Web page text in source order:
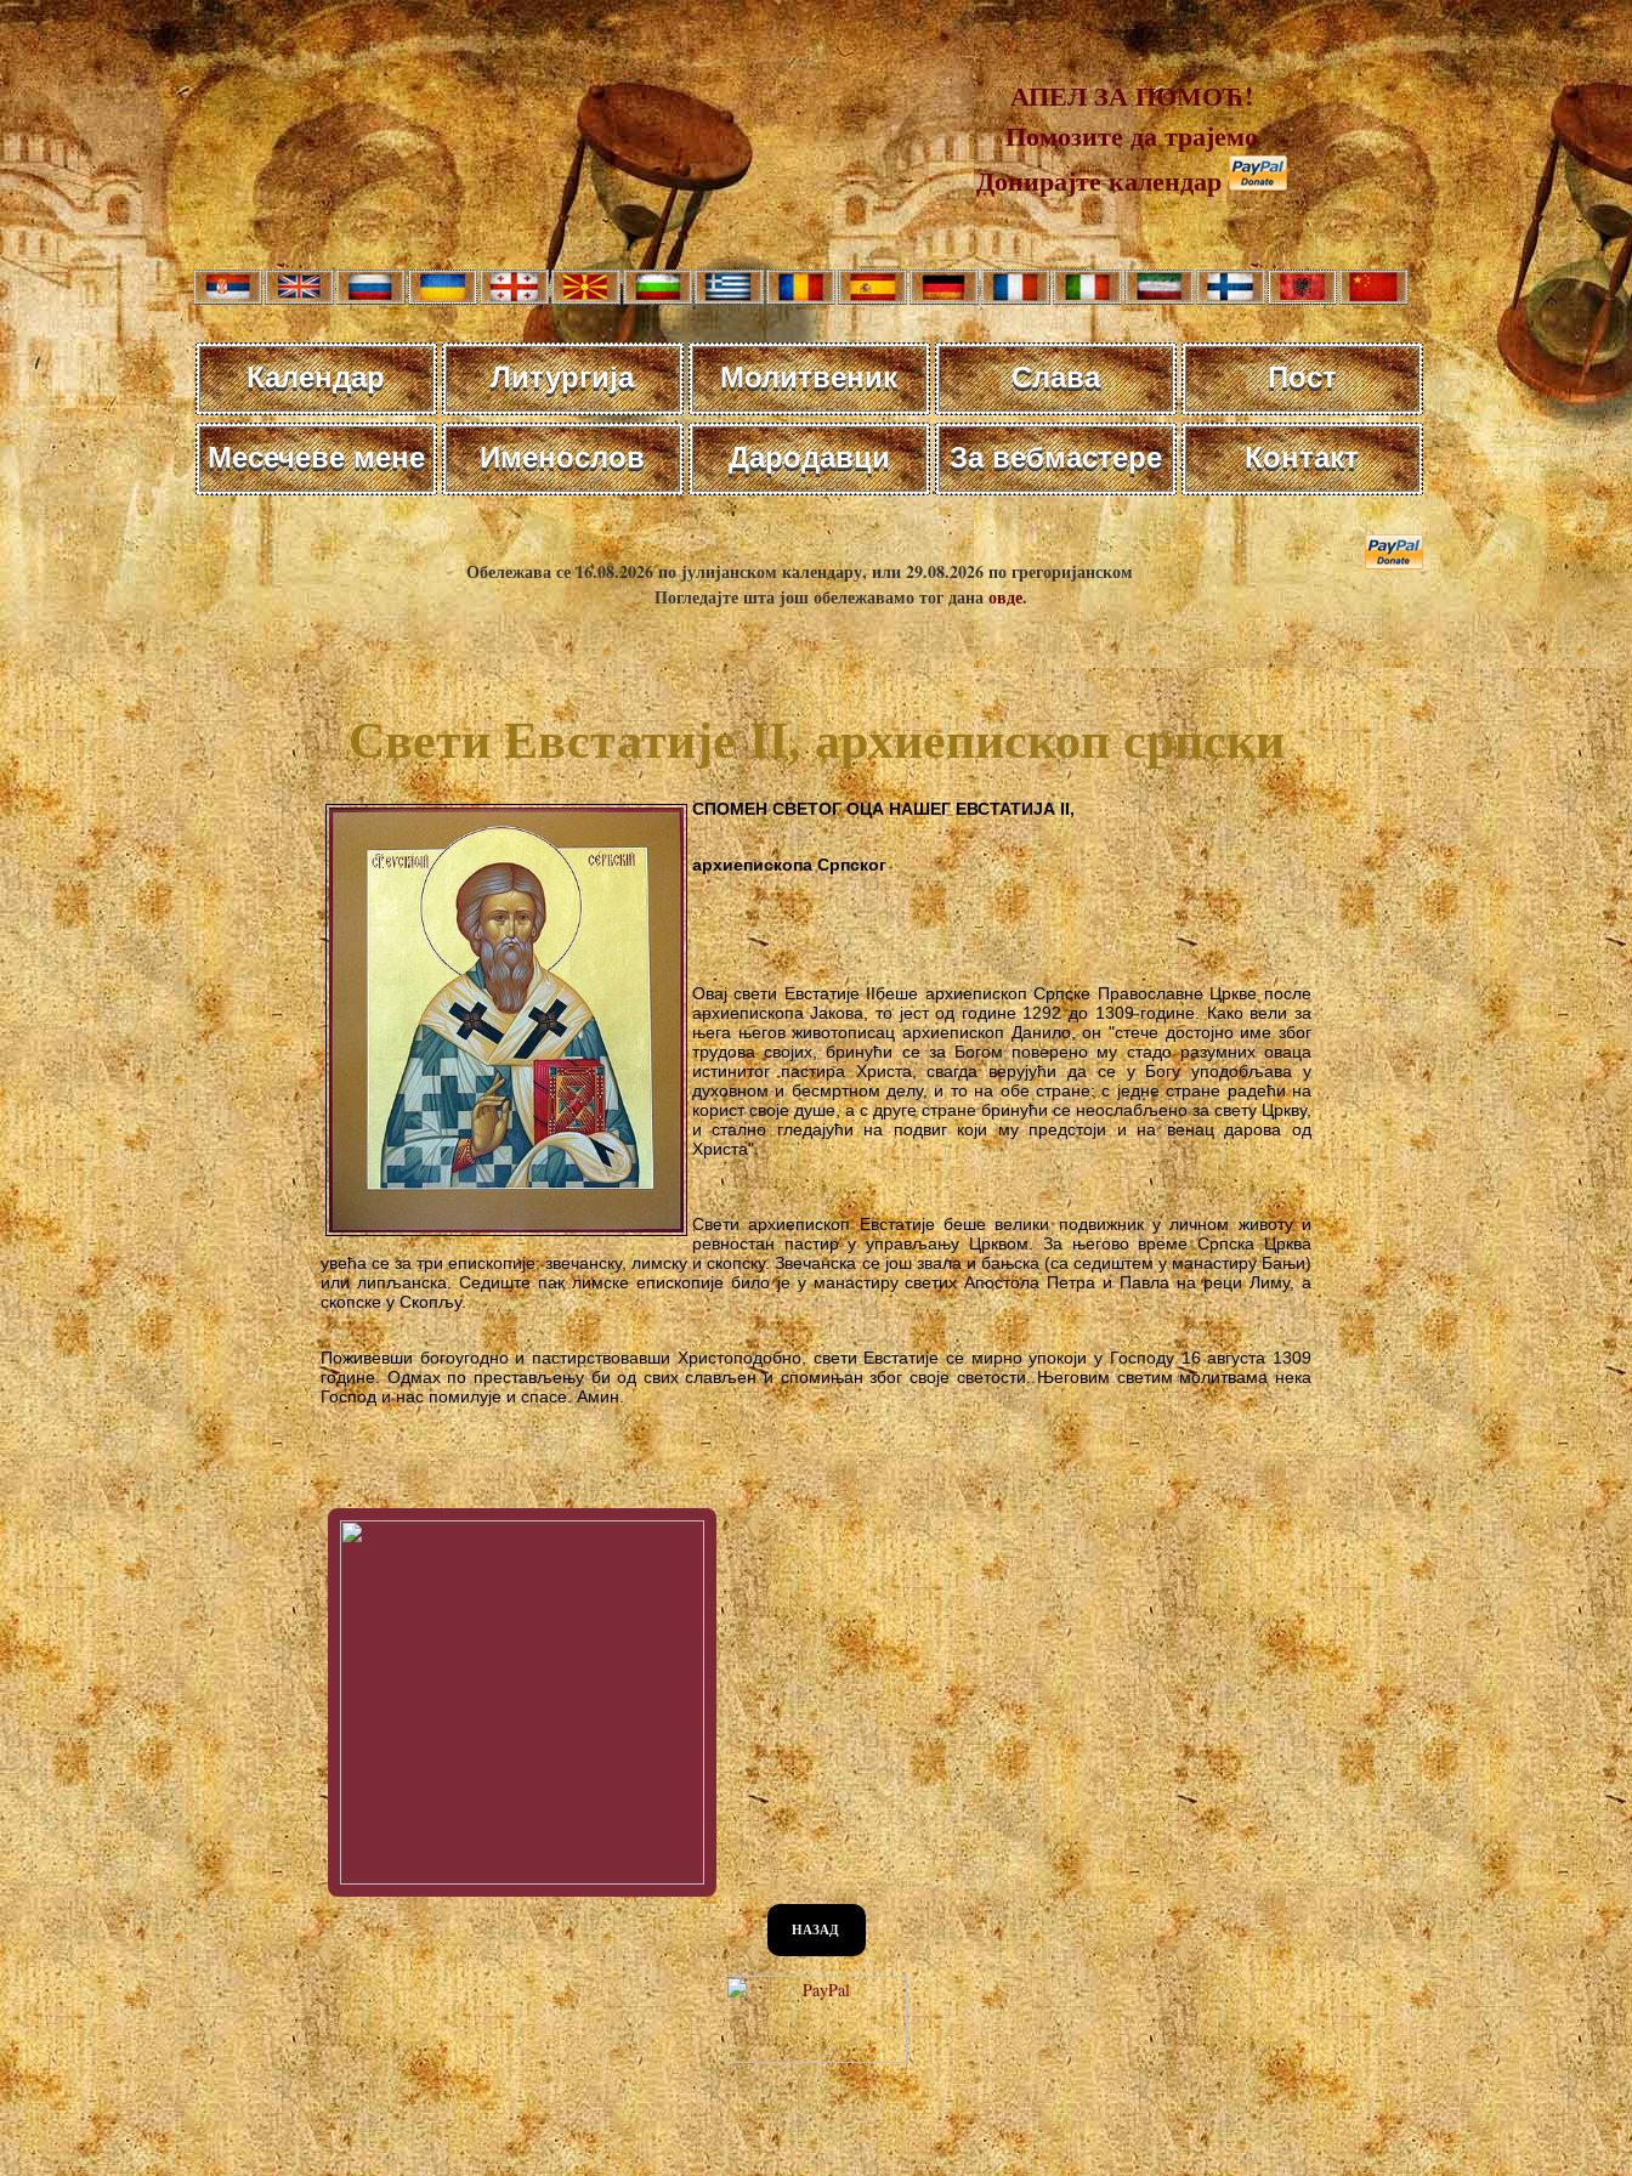
АПЕЛ ЗА ПОМОЋ!
Помозите да трајемо
Донирајте календар
Календар Литургија Молитвеник Слава Пост
Месечеве мене Именослов Дародавци За вебмастере Контакт
Обележава се 16.08.2026 по јулијанском календару, или 29.08.2026 по грегоријанском
Погледајте шта још обележавамо тог данаовде.
Свети Евстатије II, архиепископ српски
СПОМЕН СВЕТОГ ОЦА НАШЕГ ЕВСТАТИЈА II,
архиепископа Српског
Овај свети Евстатије IIбеше архиепископ Српске Православне Цркве после
архиепископа Јакова, то јест од године 1292 до 1309 године. Како вели за
њега његов животописац архиепископ Данило, он "стече достојно име због
трудова својих, бринући се за Богом поверено му стадо разумних оваца
истинитог пастира Христа, свагда верујући да се у Богу уподобљава у
духовном и бесмртном делу, и то на обе стране: с једне стране радећи на
корист своје душе, а с друге стране бринући се неослабљено за свету Цркву,
и стално гледајући на подвиг који му предстоји и на венац дарова од
Христа".
Свети архиепископ Евстатије беше велики подвижник у личном животу и
ревностан пастир у управљању Црквом. За његово време Српска Црква
увећа се за три епископије: звечанску, лимску и скопску. Звечанска се још звала и бањска (са седиштем у манастиру Бањи)
или липљанска. Седиште пак лимске епископије било је у манастиру светих Апостола Петра и Павла на реци Лиму, а
скопске у Скопљу.
Поживевши богоугодно и пастирствовавши Христоподобно, свети Евстатије се мирно упокоји у Господу 16 августа 1309
године. Одмах по престављењу би од свих слављен и спомињан због своје светости. Његовим светим молитвама нека
Господ и нас помилује и спасе. Амин.
НАЗАД